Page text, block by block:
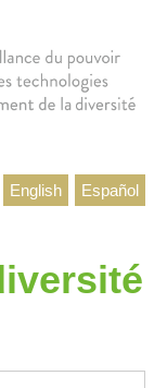
Español
English